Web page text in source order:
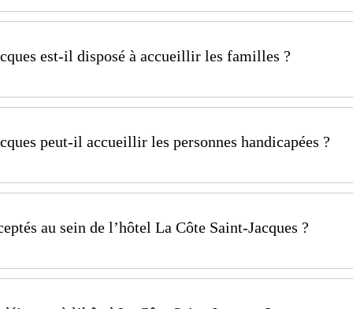
l’hôtel La Côte Saint-Jacques est fermé le lundi soir,
dispose de 22 chambres & suites à savoir :
est-il disposé à accueillir les familles ?
est tout à fait disposé à accueillir les familles
pouvez contacter Pâquerette, notre responsable
peut-il accueillir les personnes handicapées ?
peut accueillir les personnes en situation de
au sein de l’hôtel La Côte Saint-Jacques ?
sur demande et sans supplément à l'hôtel La